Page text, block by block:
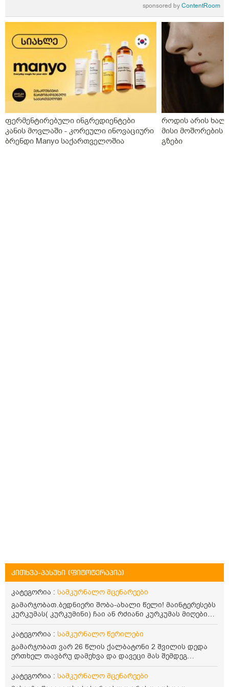
გამიარა მაგრამ აშლილობამ არა. გთხოვთ მირჩიეთ
რამე, მართლა ცხოვრებისეულად დავიღალე და
მგონია რომ ჩემი საშველი არაა. მადლობა, ღმერთმა
დაგლოცოთ!
sponsored byContentRoom
ფერმენტირებული ინგრედიენტები
კანის მოვლაში - კორეული ინოვაციური
ბრენდი Manyo საქართველოშია
როდის არის
მისი მოშორების
გზები
კითხვა-პასუხი (ფიტოტერაპია)
კატეგორია : სამკურნალო მცენარეები
გამარჯობათ.ბედნიერი შობა-ახალი წელი! მაინტერესებს
კურკუმას( კურკუმინი) ჩაი ან რძიანი კურკუმას მიღების
წესი. მაინტერესებდა და წავიკითხე ასეთი ინფორმაცია:
კურკუმას გააჩნია ანთების საწინააღმდეგო,
დამამშვიდებელი და ანტიოქსიდანტური თვისებები.ის
უნდა მივიღოთო ცხიმთან და შავ პილპილთან ერთად
ეფექტურობის მიზნით. 1) პირველი ვარიანტი არის ჩაი:
როგორ მივიღო კურკუმას ჩაი? უზმოზე,ჭამამდე თუ ჭამის
შემდეგ? თბილი წყალი უნდა დავასხათ თუ მდუღარე?
კატეგორია : სამკურნალო წერილები
გამარჯობათ ვარ 26 წლის ქალბატონი 2 შვილის დედა
ერთხელ თავბრუ დამეხვა და დავეცი მას შემდეგ
დამეწყო შიშები ვეღარ გავდიოდი გარეთ რადგან ისევ
ასე ცუდად არ გავხდარიყავი ყურის ანთება მქონდა
მაშინ როგორც გაირკვა მას შემსეგ გავიდა 1 წელზე
კატეგორია : სამკურნალო მცენარეები